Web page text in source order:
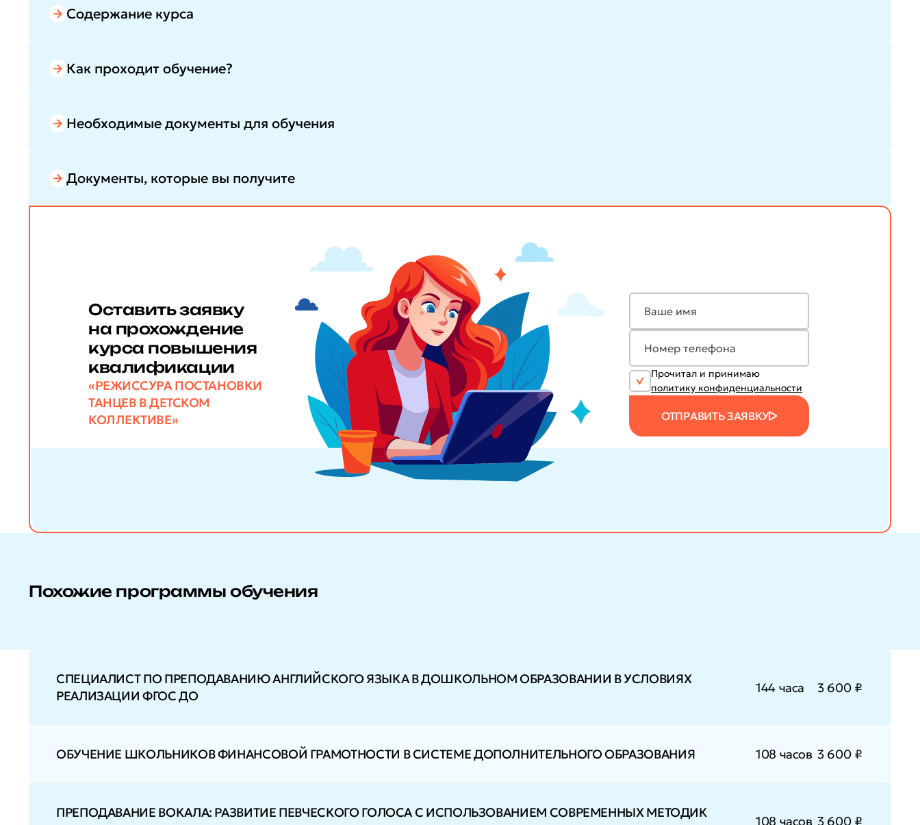
расти в доходе за счет востребованных творческих и организационных компетенций.
Содержание курса
Как проходит обучение?
Необходимые документы для обучения
Документы, которые вы получите
Оставить заявку
на прохождение
курса повышения
квалификации
«РЕЖИССУРА ПОСТАНОВКИ
ТАНЦЕВ В ДЕТСКОМ
КОЛЛЕКТИВЕ»
Прочитал и принимаю
политику конфиденциальности
ОТПРАВИТЬ ЗАЯВКУ
Похожие программы обучения
СПЕЦИАЛИСТ ПО ПРЕПОДАВАНИЮ АНГЛИЙСКОГО ЯЗЫКА В ДОШКОЛЬНОМ ОБРАЗОВАНИИ В УСЛОВИЯХ
РЕАЛИЗАЦИИ ФГОС ДО
144 часа 3 600 ₽
ОБУЧЕНИЕ ШКОЛЬНИКОВ ФИНАНСОВОЙ ГРАМОТНОСТИ В СИСТЕМЕ ДОПОЛНИТЕЛЬНОГО ОБРАЗОВАНИЯ 108 часов 3 600 ₽
ПРЕПОДАВАНИЕ ВОКАЛА: РАЗВИТИЕ ПЕВЧЕСКОГО ГОЛОСА С ИСПОЛЬЗОВАНИЕМ СОВРЕМЕННЫХ МЕТОДИК
108 часов 3 600 ₽